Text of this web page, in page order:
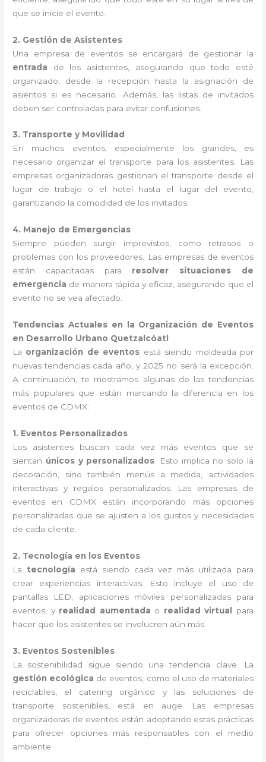
que se inicie el evento.
2. Gestión de Asistentes
Una empresa de eventos se encargará de gestionar la
entrada de los asistentes, asegurando que todo esté
organizado, desde la recepción hasta la asignación de
asientos si es necesario. Además, las listas de invitados
deben ser controladas para evitar confusiones.
3. Transporte y Movilidad
En muchos eventos, especialmente los grandes, es
necesario organizar el transporte para los asistentes. Las
empresas organizadoras gestionan el transporte desde el
lugar de trabajo o el hotel hasta el lugar del evento,
garantizando la comodidad de los invitados.
4. Manejo de Emergencias
Siempre pueden surgir imprevistos, como retrasos o
problemas con los proveedores. Las empresas de eventos
están capacitadas para resolver situaciones de
emergencia de manera rápida y eficaz, asegurando que el
evento no se vea afectado.
Tendencias Actuales en la Organización de Eventos
en Desarrollo Urbano Quetzalcóatl
La organización de eventos está siendo moldeada por
nuevas tendencias cada año, y 2025 no será la excepción.
A continuación, te mostramos algunas de las tendencias
más populares que están marcando la diferencia en los
eventos de CDMX:
1. Eventos Personalizados
Los asistentes buscan cada vez más eventos que se
sientan únicos y personalizados . Esto implica no solo la
decoración, sino también menús a medida, actividades
interactivas y regalos personalizados. Las empresas de
eventos en CDMX están incorporando más opciones
personalizadas que se ajusten a los gustos y necesidades
de cada cliente.
2. Tecnología en los Eventos
La tecnología está siendo cada vez más utilizada para
crear experiencias interactivas. Esto incluye el uso de
pantallas LED, aplicaciones móviles personalizadas para
eventos, y realidad aumentada o realidad virtual
para
hacer que los asistentes se involucren aún más.
3. Eventos Sostenibles
La sostenibilidad sigue siendo una tendencia clave. La
gestión ecológica de eventos, como el uso de materiales
reciclables, el catering orgánico y las soluciones de
transporte sostenibles, está en auge. Las empresas
organizadoras de eventos están adoptando estas prácticas
para ofrecer opciones más responsables con el medio
ambiente.